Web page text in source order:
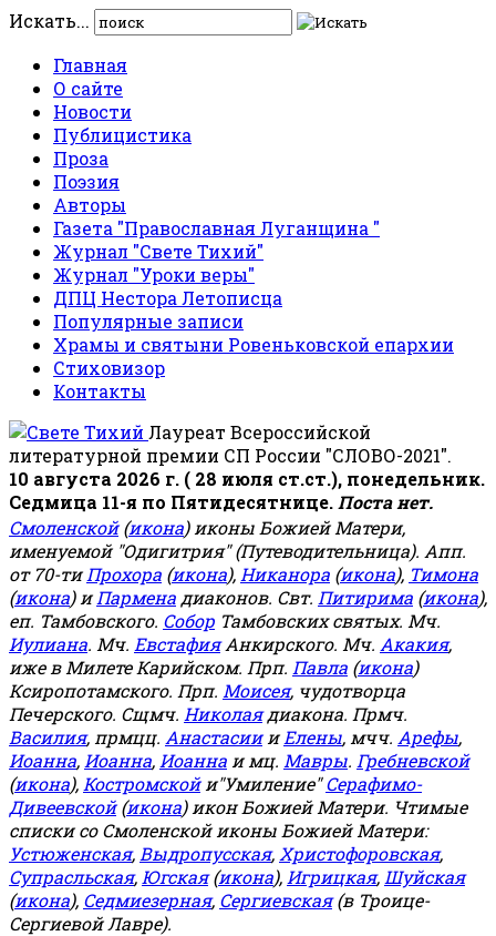
Искать...
Главная
О сайте
Новости
Публицистика
Проза
Поэзия
Авторы
Газета "Православная Луганщина "
Журнал "Свете Тихий"
Журнал "Уроки веры"
ДПЦ Нестора Летописца
Популярные записи
Храмы и святыни Ровеньковской епархии
Стиховизор
Контакты
Лауреат Всероссийской
литературной премии СП России "СЛОВО-2021".
10 августа 2026 г. ( 28 июля ст.ст.), понедельник.
Седмица 11-я по Пятидесятнице. Поста нет.
Смоленской(икона) иконы Божией Матери,
именуемой "Одигитрия" (Путеводительница). Апп.
от 70-тиПрохора (икона), Никанора (икона), Тимона
(икона) иПармена диаконов. Свт. Питирима (икона),
еп. Тамбовского. Собор Тамбовских святых. Мч.
Иулиана. Мч. ЕвстафияАнкирского. Мч. Акакия,
иже в Милете Карийском. Прп. Павла (икона)
Ксиропотамского. Прп. Моисея, чудотворца
Печерского. Сщмч. Николаядиакона. Прмч.
Василия, прмцц. АнастасиииЕлены, мчч. Арефы,
Иоанна, Иоанна, Иоанна и мц. Мавры. Гребневской
(икона), Костромскойи"Умиление"Серафимо-
Дивеевской(икона) икон Божией Матери. Чтимые
списки со Смоленской иконы Божией Матери:
Устюженская, Выдропусская, Христофоровская,
Супрасльская, Югская(икона), Игрицкая, Шуйская
(икона), Седмиезерная, Сергиевская(в Троице-
Сергиевой Лавре).